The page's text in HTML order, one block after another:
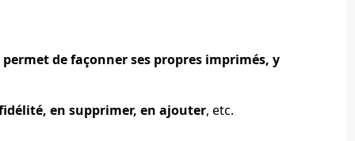
de façonner ses propres imprimés, y
en supprimer, en ajouter, etc.